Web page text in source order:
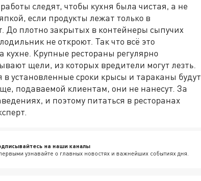
следят, чтобы кухня была чистая, а не
если продукты лежат только в
До плотно закрытых в контейнеры сыпучих
не откроют. Так что всё это
кухне. Крупные рестораны регулярно
щели, из которых вредители могут лезть.
установленные сроки крысы и тараканы будут
подаваемой клиентам, они не нанесут. За
и поэтому питаться в ресторанах
на наши каналы
узнавайте о главных новостях и важнейших событиях дня.